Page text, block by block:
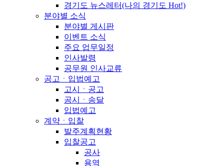
경기도 뉴스레터(나의 경기도 Hot!)
분야별 소식
분야별 게시판
이벤트 소식
주요 업무일정
인사발령
공무원 인사교류
공고ㆍ입법예고
고시ㆍ공고
공시ㆍ송달
입법예고
계약ㆍ입찰
발주계획현황
입찰공고
공사
용역